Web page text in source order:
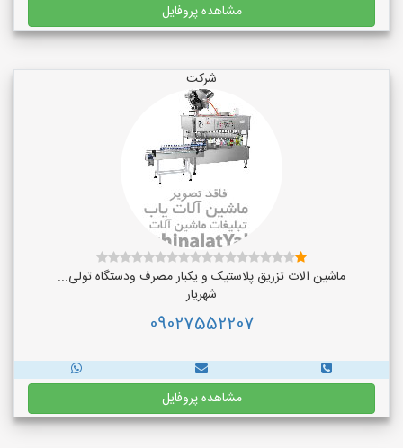
مشاهده پروفایل
شرکت
ماشین الات تزریق پلاستیک و یکبار مصرف ودستگاه تولی...
شهریار
09027552207
مشاهده پروفایل